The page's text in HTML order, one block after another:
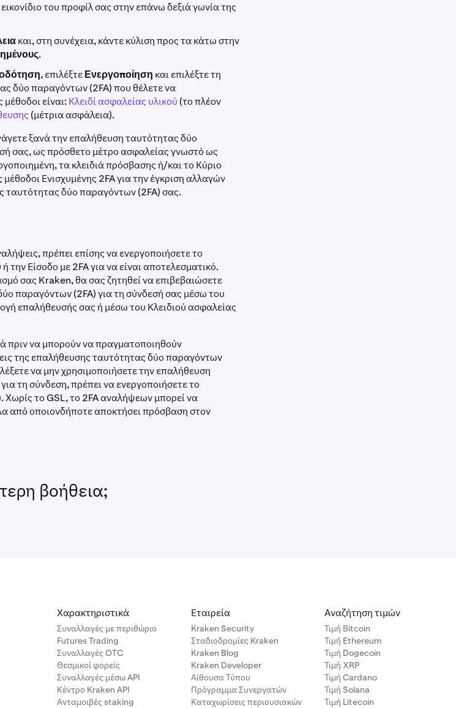
του προφίλ σας στην επάνω δεξιά γωνία της
και, στη συνέχεια, κάντε κύλιση προς τα κάτω στην
.
, επιλέξτεΕνεργοποίηση και επιλέξτε τη
δύο παραγόντων (2FA) που θέλετε να
είναι: Κλειδί ασφαλείας υλικού (το πλέον
(μέτρια ασφάλεια).
ξανά την επαλήθευση ταυτότητας δύο
σας, ως πρόσθετο μέτρο ασφαλείας γνωστό ως
τα κλειδιά πρόσβασης ή/και το Κύριο
Ενισχυμένης 2FA για την έγκριση αλλαγών
ταυτότητας δύο παραγόντων (2FA) σας.
πρέπει επίσης να ενεργοποιήσετε το
την Είσοδο με 2FA για να είναι αποτελεσματικό.
σας Kraken, θα σας ζητηθεί να επιβεβαιώσετε
παραγόντων (2FA) για τη σύνδεσή σας μέσω του
επαλήθευσής σας ή μέσω του Κλειδιού ασφαλείας
πριν να μπορούν να πραγματοποιηθούν
της επαλήθευσης ταυτότητας δύο παραγόντων
να μην χρησιμοποιήσετε την επαλήθευση
τη σύνδεση, πρέπει να ενεργοποιήσετε το
Χωρίς το GSL, το 2FA αναλήψεων μπορεί να
από οποιονδήποτε αποκτήσει πρόσβαση στον
βοήθεια;
Χαρακτηριστικά
Συναλλαγές με περιθώριο
Futures Trading
Συναλλαγές OTC
Θεσμικοί φορείς
Συναλλαγές μέσω API
Κέντρο Kraken API
Ανταμοιβές staking
Εταιρεία
Kraken Security
Σταδιοδρομίες Kraken
Kraken Blog
Kraken Developer
Αίθουσα Τύπου
Πρόγραμμα Συνεργατών
Καταχωρίσεις περιουσιακών
Αναζήτηση τιμών
Τιμή Βitcoin
Τιμή Ethereum
Τιμή Dogecoin
Τιμή XRP
Τιμή Cardano
Τιμή Solana
Τιμή Litecoin